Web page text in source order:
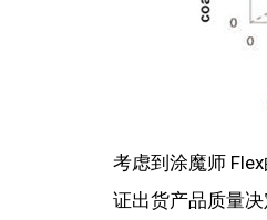
考虑到涂魔师
证出货产品质量